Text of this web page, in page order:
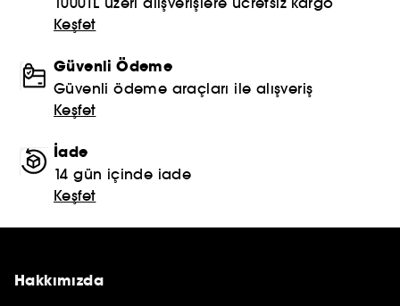
Keşfet
Güvenli Ödeme
Güvenli ödeme araçları ile alışveriş
Keşfet
İade
14 gün içinde iade
Keşfet
Hakkımızda